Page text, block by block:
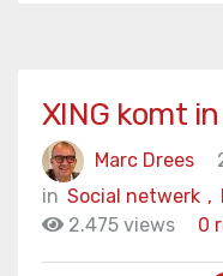
XING komt
Marc Drees
in Social netwerk ,
2.475 views
0